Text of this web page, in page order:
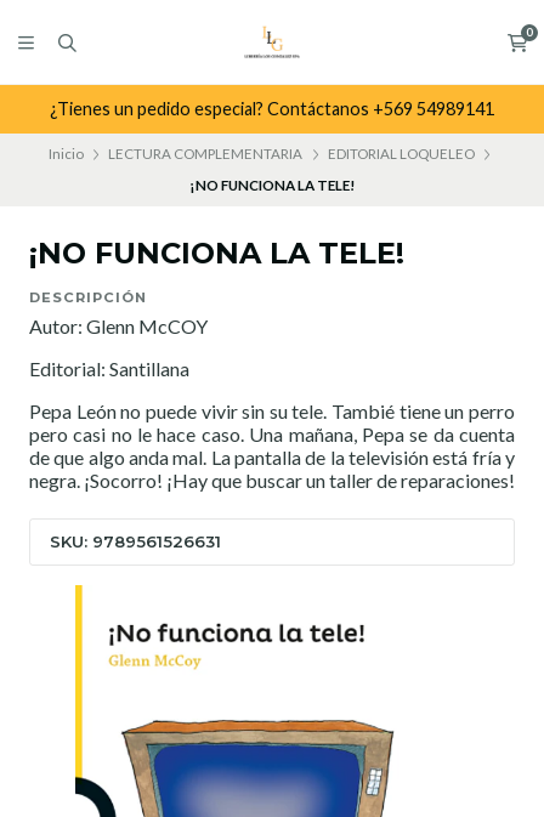
0
¿Tienes un pedido especial? Contáctanos +569 54989141
Inicio LECTURA COMPLEMENTARIA
EDITORIAL LOQUELEO
¡NO FUNCIONA LA TELE!
¡NO FUNCIONA LA TELE!
DESCRIPCIÓN
Autor: Glenn McCOY
Editorial: Santillana
Pepa León no puede vivir sin su tele. Tambié tiene un perro
pero casi no le hace caso. Una mañana, Pepa se da cuenta
de que algo anda mal. La pantalla de la televisión está fría y
negra. ¡Socorro! ¡Hay que buscar un taller de reparaciones!
SKU: 9789561526631